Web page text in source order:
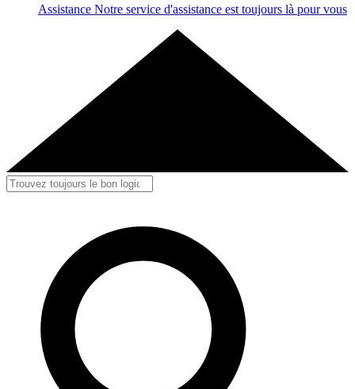
Assistance Notre service d'assistance est toujours là pour vous